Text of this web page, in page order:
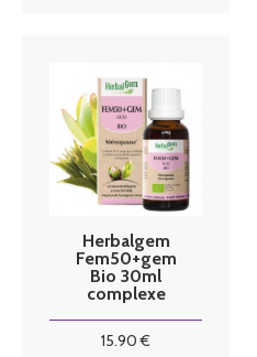
Herbalgem
Fem50+gem
Bio 30ml
complexe
15.90 €